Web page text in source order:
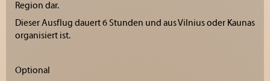
Region dar.
Dieser Ausflug dauert 6 Stunden und aus Vilnius oder Kaunas
organisiert ist.
Optional